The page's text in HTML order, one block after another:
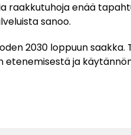
raakkutuhoja enää
sanoo.
2030 loppuun
etenemisestä ja